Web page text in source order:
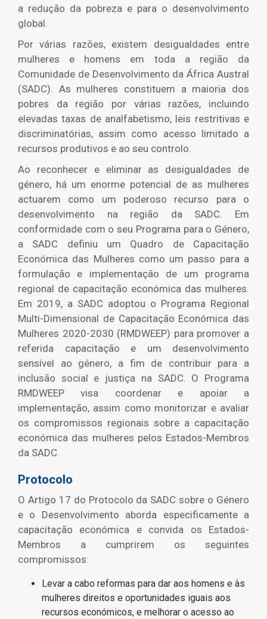
a redução da pobreza e para o desenvolvimento
global.
Por várias razões, existem desigualdades entre
mulheres e homens em toda a região da
Comunidade de Desenvolvimento da África Austral
(SADC). As mulheres constituem a maioria dos
pobres da região por várias razões, incluindo
elevadas taxas de analfabetismo, leis restritivas e
discriminatórias, assim como acesso limitado a
recursos produtivos e ao seu controlo.
Ao reconhecer e eliminar as desigualdades de
género, há um enorme potencial de as mulheres
actuarem como um poderoso recurso para o
desenvolvimento na região da SADC. Em
conformidade com o seu Programa para o Género,
a SADC definiu um Quadro de Capacitação
Económica das Mulheres como um passo para a
formulação e implementação de um programa
regional de capacitação económica das mulheres.
Em 2019, a SADC adoptou o Programa Regional
Multi-Dimensional de Capacitação Económica das
Mulheres 2020-2030 (RMDWEEP) para promover a
referida capacitação e um desenvolvimento
sensível ao género, a fim de contribuir para a
inclusão social e justiça na SADC. O Programa
RMDWEEP visa coordenar e apoiar a
implementação, assim como monitorizar e avaliar
os compromissos regionais sobre a capacitação
económica das mulheres pelos Estados-Membros
da SADC.
Protocolo
O Artigo 17 do Protocolo da SADC sobre o Género
e o Desenvolvimento aborda especificamente a
capacitação económica e convida os Estados-
Membros a cumprirem os seguintes
compromissos:
Levar a cabo reformas para dar aos homens e às
mulheres direitos e oportunidades iguais aos
recursos económicos, e melhorar o acesso ao